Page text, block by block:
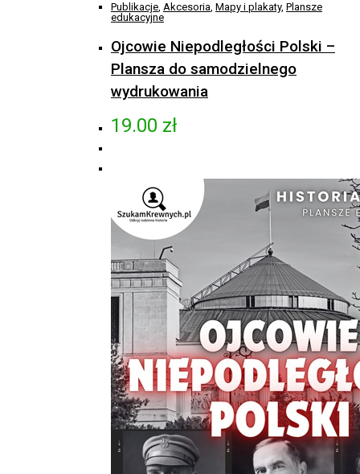
Publikacje, Akcesoria, Mapy i plakaty, Plansze
edukacyjne
Ojcowie Niepodległości Polski –
Plansza do samodzielnego
wydrukowania
19.00 zł